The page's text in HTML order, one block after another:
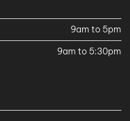
9am to 5pm
9am to 5:30pm